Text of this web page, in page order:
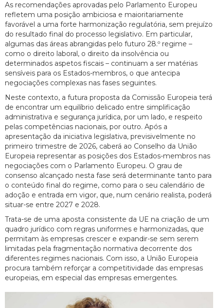
As recomendações aprovadas pelo Parlamento Europeu
refletem uma posição ambiciosa e maioritariamente
favorável a uma forte harmonização regulatória, sem prejuízo
do resultado final do processo legislativo. Em particular,
algumas das áreas abrangidas pelo futuro 28.º regime –
como o direito laboral, o direito da insolvência ou
determinados aspetos fiscais – continuam a ser matérias
sensíveis para os Estados-membros, o que antecipa
negociações complexas nas fases seguintes.
Neste contexto, a futura proposta da Comissão Europeia terá
de encontrar um equilíbrio delicado entre simplificação
administrativa e segurança jurídica, por um lado, e respeito
pelas competências nacionais, por outro. Após a
apresentação da iniciativa legislativa, previsivelmente no
primeiro trimestre de 2026, caberá ao Conselho da União
Europeia representar as posições dos Estados-membros nas
negociações com o Parlamento Europeu. O grau de
consenso alcançado nesta fase será determinante tanto para
o conteúdo final do regime, como para o seu calendário de
adoção e entrada em vigor, que, num cenário realista, poderá
situar-se entre 2027 e 2028.
Trata-se de uma aposta consistente da UE na criação de um
quadro jurídico com regras uniformes e harmonizadas, que
permitam às empresas crescer e expandir-se sem serem
limitadas pela fragmentação normativa decorrente dos
diferentes regimes nacionais. Com isso, a União Europeia
procura também reforçar a competitividade das empresas
europeias, em especial das empresas emergentes.